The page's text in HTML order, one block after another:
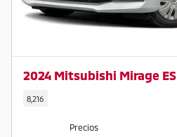
2024 Mitsubishi Mirage ES
8,216
Precios